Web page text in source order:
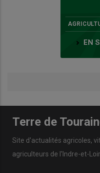
EN
Terre de
Site d'actualités agricoles,
agriculteurs de l'Indre-et-